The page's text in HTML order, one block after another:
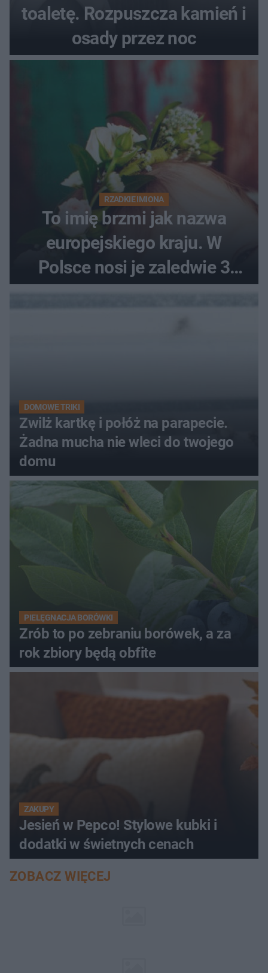
toaletę. Rozpuszcza kamień i
osady przez noc
RZADKIE IMIONA
To imię brzmi jak nazwa
europejskiego kraju. W
Polsce nosi je zaledwie 3
kobiety
DOMOWE TRIKI
Zwilż kartkę i połóż na parapecie.
Żadna mucha nie wleci do twojego
domu
PIELĘGNACJA BORÓWKI
Zrób to po zebraniu borówek, a za
rok zbiory będą obfite
ZAKUPY
Jesień w Pepco! Stylowe kubki i
dodatki w świetnych cenach
ZOBACZ WIĘCEJ